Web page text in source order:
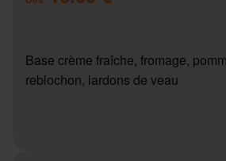
Base crème fraîche, fromage,
reblochon, lardons de veau